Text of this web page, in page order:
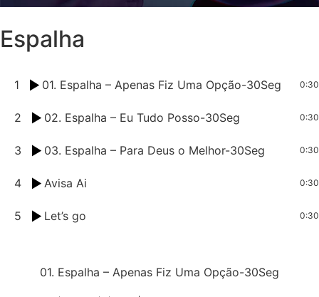
Espalha
1 01. Espalha – Apenas Fiz Uma Opção-30Seg 0:30
2 02. Espalha – Eu Tudo Posso-30Seg 0:30
3 03. Espalha – Para Deus o Melhor-30Seg 0:30
4 Avisa Ai 0:30
5 Let’s go 0:30
01. Espalha – Apenas Fiz Uma Opção-30Seg